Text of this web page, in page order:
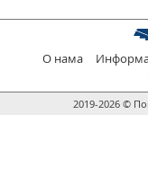
О нама
2019-2026 ©